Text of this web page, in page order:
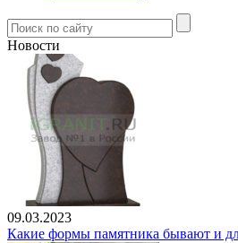
Новости
09.03.2023
Какие формы памятника бывают и